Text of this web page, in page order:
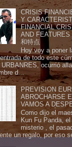
CRISIS
Y
FINANCIAL
AND
和特点
Hoy voy a poner
de todo este
ocurrió
d...
PREVISION
ABROCHARSE
VAMOS A
Como dijo el
Kun Fu Panda,
misterio , el
un regalo, por eso